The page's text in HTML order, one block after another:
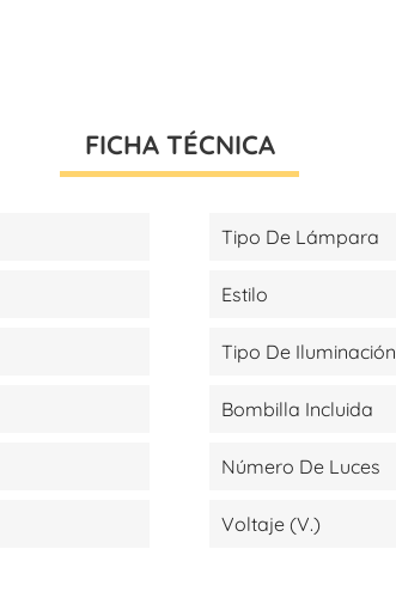
FICHA TÉCNICA
Tipo De Lámpara
Estilo
Tipo De Iluminación
Bombilla Incluida
Número De Luces
Voltaje (V.)